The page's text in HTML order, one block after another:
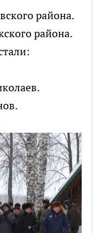
района.
района.